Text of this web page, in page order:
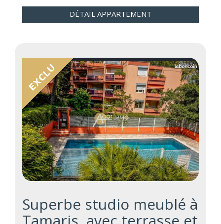
DÉTAIL APPARTEMENT
Superbe studio meublé à